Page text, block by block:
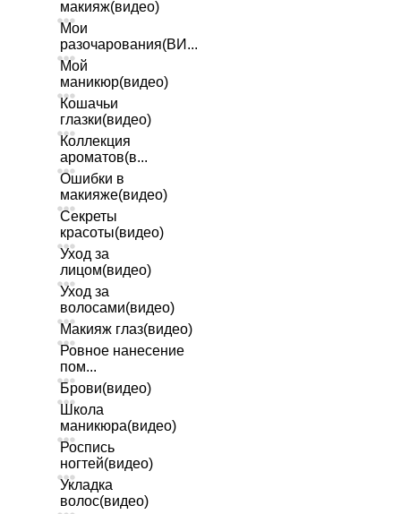
макияж(видео)
Мои
разочарования(ВИ...
Мой
маникюр(видео)
Кошачьи
глазки(видео)
Коллекция
ароматов(в...
Ошибки в
макияже(видео)
Секреты
красоты(видео)
Уход за
лицом(видео)
Уход за
волосами(видео)
Макияж глаз(видео)
Ровное нанесение
пом...
Брови(видео)
Школа
маникюра(видео)
Роспись
ногтей(видео)
Укладка
волос(видео)